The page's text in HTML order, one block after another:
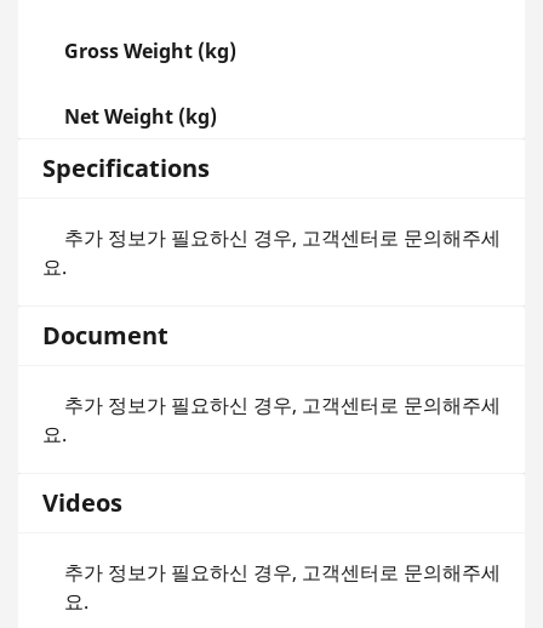
Gross Weight (kg)
Net Weight (kg)
Specifications
추가 정보가 필요하신 경우, 고객센터로 문의해주세
요.
Document
추가 정보가 필요하신 경우, 고객센터로 문의해주세
요.
Videos
추가 정보가 필요하신 경우, 고객센터로 문의해주세
요.